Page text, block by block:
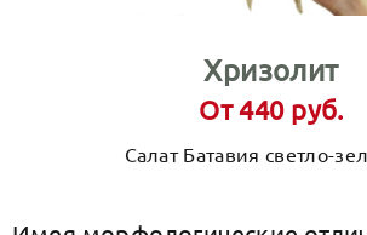
Хризолит
От 440 руб.
Салат Батавия светло-